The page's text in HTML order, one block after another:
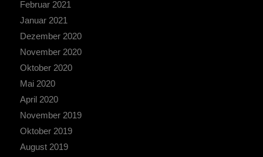
Februar 2021
Januar 2021
Dezember 2020
November 2020
Oktober 2020
Mai 2020
April 2020
November 2019
Oktober 2019
August 2019